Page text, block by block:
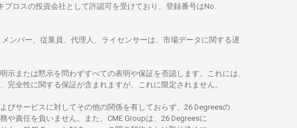
プロスの投資会社として許認可を受けており、 登録番号はNo.
ンバー、従業員、代理人、ライセンサーは、 市場データに関する遅
明示または黙示を問わずすべての表明や保証を否認し ます。
これには、
完全性に関する保証が含まれますが、これに限定さ れません。
びサービスに対してその他の関係を有しておらず、26 Degreesの
や責任を負いません。また、CME Groupは、26 Degreesに